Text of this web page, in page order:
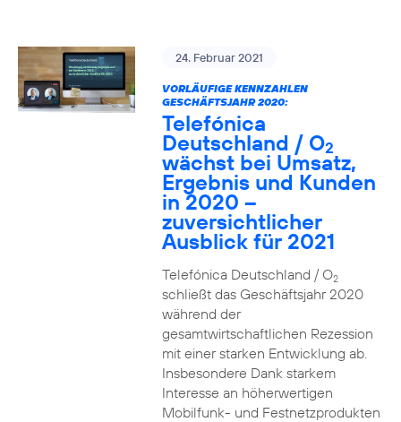
24. Februar 2021
VORLÄUFIGE KENNZAHLEN
GESCHÄFTSJAHR 2020:
Telefónica
Deutschland / O2
wächst bei Umsatz,
Ergebnis und Kunden
in 2020 –
zuversichtlicher
Ausblick für 2021
Telefónica Deutschland / O2
schließt das Geschäftsjahr 2020
während der
gesamtwirtschaftlichen Rezession
mit einer starken Entwicklung ab.
Insbesondere Dank starkem
Interesse an höherwertigen
Mobilfunk- und Festnetzprodukten